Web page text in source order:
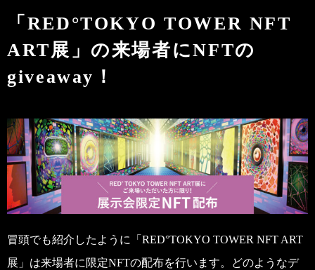
「RED°TOKYO TOWER NFT
ART展」の来場者にNFTの
giveaway！
冒頭でも紹介したように「RED°TOKYO TOWER NFT ART
展」は来場者に限定NFTの配布を行います。どのようなデ